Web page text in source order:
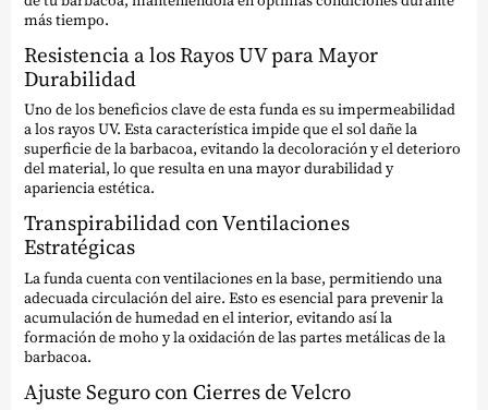
más tiempo.
Resistencia a los Rayos UV para Mayor
Durabilidad
Uno de los beneficios clave de esta funda es su impermeabilidad
a los rayos UV. Esta característica impide que el sol dañe la
superficie de la barbacoa, evitando la decoloración y el deterioro
del material, lo que resulta en una mayor durabilidad y
apariencia estética.
Transpirabilidad con Ventilaciones
Estratégicas
La funda cuenta con ventilaciones en la base, permitiendo una
adecuada circulación del aire. Esto es esencial para prevenir la
acumulación de humedad en el interior, evitando así la
formación de moho y la oxidación de las partes metálicas de la
barbacoa.
Ajuste Seguro con Cierres de Velcro